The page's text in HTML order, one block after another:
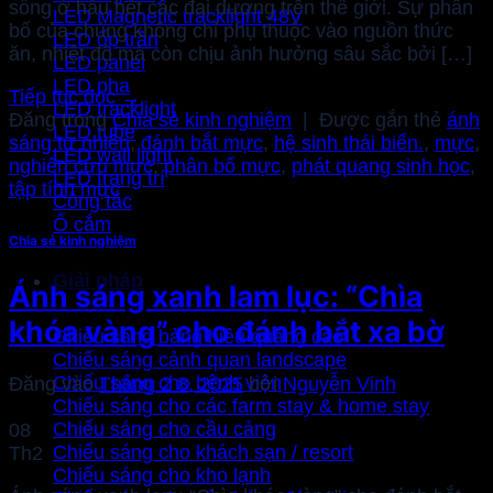
LED Magnetic tracklight 48V
LED ốp trần
LED panel
LED pha
LED tracklight
LED tube
LED wall light
LED trang trí
Công tắc
Ổ cắm
Giải pháp
Chiếu sáng bảng hiệu quảng cáo
Chiếu sáng cảnh quan landscape
Chiếu sáng cho bệnh viện
Chiếu sáng cho các farm stay & home stay
Chiếu sáng cho cầu cảng
Chiếu sáng cho khách sạn / resort
Chiếu sáng cho kho lạnh
sống ở hầu hết các đại dương trên thế giới. Sự phân
bố của chúng không chỉ phụ thuộc vào nguồn thức
ăn, nhiệt độ mà còn chịu ảnh hưởng sâu sắc bởi […]
Tiếp tục đọc→
Đăng trongChia sẻ kinh nghiệm | Được gắn thẻ ánh
sáng tự nhiên,đánh bắt mực, hệ sinh thái biển., mực,
nghiên cứu mực,phân bố mực, phát quang sinh học,
tập tính mực
Chia sẻ kinh nghiệm
Ánh sáng xanh lam lục: “Chìa
khóa vàng” cho đánh bắt xa bờ
Đăng vàoTháng 2 8, 2025 bởiNguyễn Vinh
08
Th2